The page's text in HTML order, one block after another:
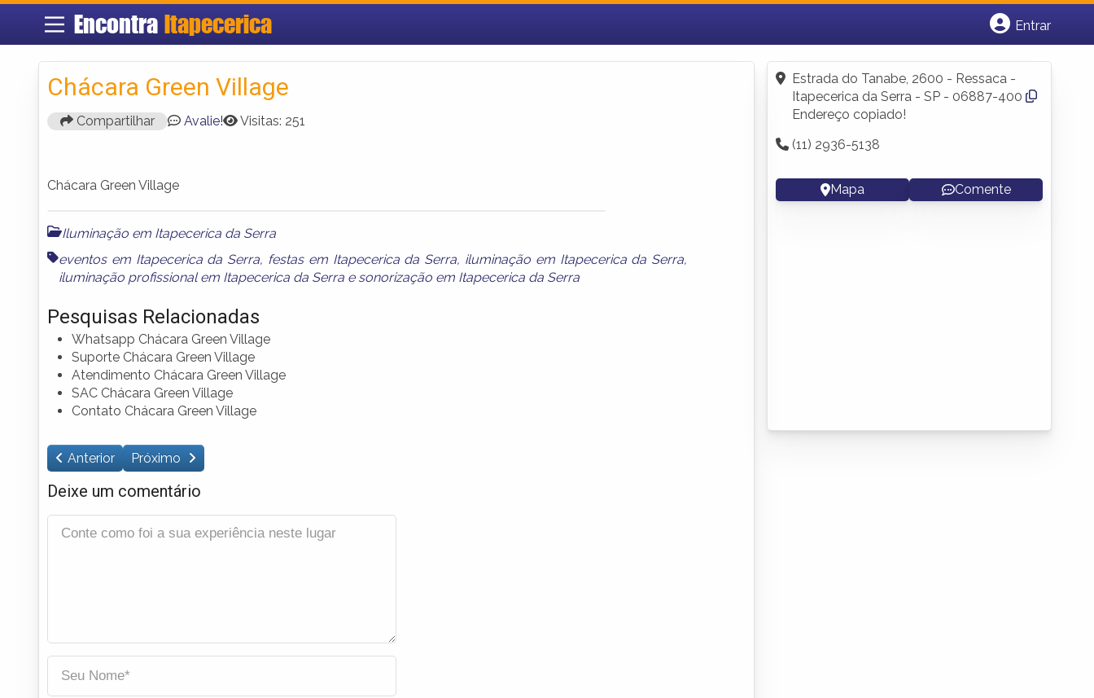
Encontra Itapecerica
Entrar
Fazer login
Criar conta
Chácara Green Village
Compartilhar Avalie! Visitas: 251
Chácara Green Village
Iluminação em Itapecerica da Serra
eventos em Itapecerica da Serra, festas em Itapecerica da Serra, iluminação em Itapecerica da Serra,
iluminação profissional em Itapecerica da Serra e sonorização em Itapecerica da Serra
Pesquisas Relacionadas
Whatsapp Chácara Green Village
Suporte Chácara Green Village
Atendimento Chácara Green Village
SAC Chácara Green Village
Contato Chácara Green Village
Anterior Próximo
Deixe um comentário
Estrada do Tanabe, 2600 - Ressaca -
Itapecerica da Serra - SP - 06887-400
Endereço copiado!
(11) 2936-5138
Mapa Comente